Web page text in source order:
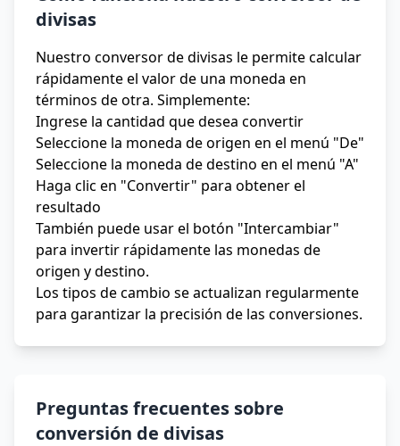
divisas
Nuestro conversor de divisas le permite calcular
rápidamente el valor de una moneda en
términos de otra. Simplemente:
Ingrese la cantidad que desea convertir
Seleccione la moneda de origen en el menú "De"
Seleccione la moneda de destino en el menú "A"
Haga clic en "Convertir" para obtener el
resultado
También puede usar el botón "Intercambiar"
para invertir rápidamente las monedas de
origen y destino.
Los tipos de cambio se actualizan regularmente
para garantizar la precisión de las conversiones.
Preguntas frecuentes sobre
conversión de divisas